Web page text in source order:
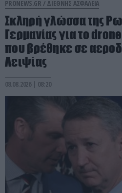
PRONEWS.GR / ΔΙΕΘΝΗΣ ΑΣΦΑΛΕΙΑ
Σκληρή γλώσσα της
Γερμανίας για το
που βρέθηκε σε
Λειψίας
08.08.2026 | 08:20